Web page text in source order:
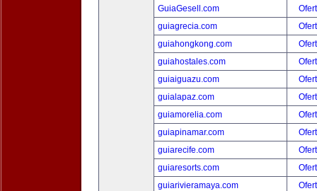
GuiaGesell.com
guiagrecia.com
guiahongkong.com
guiahostales.com
guiaiguazu.com
guialapaz.com
guiamorelia.com
guiapinamar.com
guiarecife.com
guiaresorts.com
guiarivieramaya.com